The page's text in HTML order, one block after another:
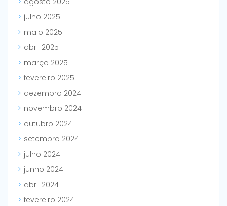
julho 2025
maio 2025
abril 2025
março 2025
fevereiro 2025
dezembro 2024
novembro 2024
outubro 2024
setembro 2024
julho 2024
junho 2024
abril 2024
fevereiro 2024